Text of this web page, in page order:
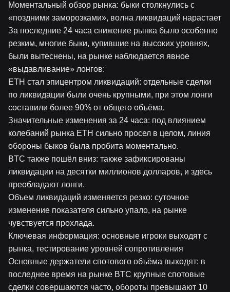
Моментальный обзор рынка: быки столкнулись с
«поздними заморозками», волна ликвидаций нарастает
За последние 24 часа снижение рынка было особенно
резким, многие быки, купившие на высоких уровнях,
были вытеснены, на рынке наблюдается явное
«выдавливание» лонгов:
ETH стал эпицентром ликвидаций: отдельные сделки
по ликвидации были очень крупными, при этом лонги
составили более 90% от общего объёма.
Значительные изменения за 24 часа: под влиянием
колебаний рынка ETH сильно просел в целом, линия
обороны быков была пробита моментально.
BTC также пошёл вниз: также зафиксированы
ликвидации на десятки миллионов долларов, и здесь
преобладают лонги.
Объем ликвидаций изменяется резко: суточное
изменение показателя сильно упало, на рынке
чувствуется прохлада.
Ключевая информация: основные игроки выходят с
рынка, тестирование уровней сопротивления
Основные держатели спотового объёма выходят: в
последнее время на рынке BTC крупные спотовые
сделки совершаются часто, обороты превышают 10